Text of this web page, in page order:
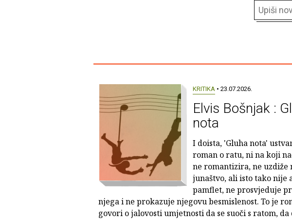
KRITIKA • 23.07.2026.
Elvis Bošnjak :
nota
I doista, 'Gluha nota'
roman o ratu, ni na koji
ne romantizira, ne uzdiže
junaštvo, ali isto tako nije
pamflet, ne prosvjeduje
njega i ne prokazuje njegovu besmislenost. To je
govori o jalovosti umjetnosti da se suoči s ratom, da